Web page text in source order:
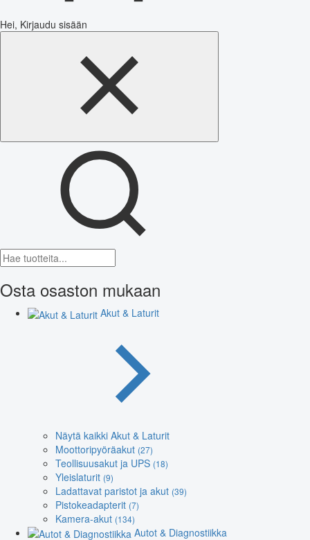
Hei, Kirjaudu sisään
Osta osaston mukaan
Akut & Laturit
Näytä kaikki Akut & Laturit
Moottoripyöräakut (27)
Teollisuusakut ja UPS (18)
Yleislaturit (9)
Ladattavat paristot ja akut (39)
Pistokeadapterit (7)
Kamera-akut (134)
Autot & Diagnostiikka